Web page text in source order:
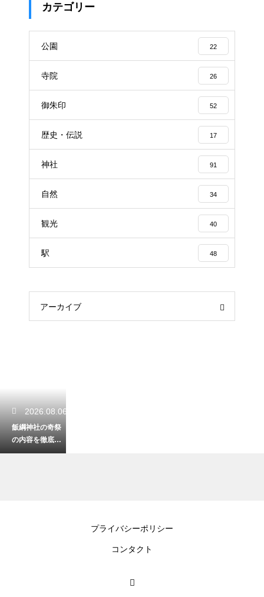
カテゴリー
公園 22
寺院 26
御朱印 52
歴史・伝説 17
神社 91
自然 34
観光 40
駅 48
アーカイブ
2026.08.06
飯綱神社の奇祭
の内容を徹底解
説！悪態をつき
プライバシーポリシー
コンタクト